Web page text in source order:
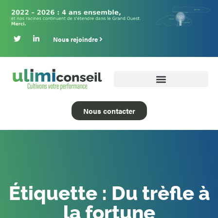
Nous rejoindre
Nous contacter
Étiquette : Du trèfle à
la fortune